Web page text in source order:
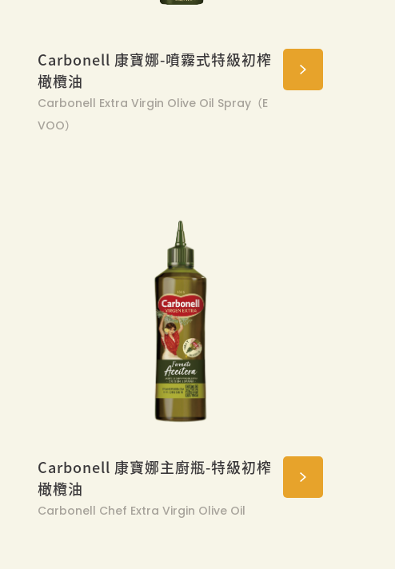
Carbonell 康寶娜-噴霧式特級初榨
橄欖油
Carbonell Extra Virgin Olive Oil Spray（E
VOO）
Carbonell 康寶娜主廚瓶-特級初榨
橄欖油
Carbonell Chef Extra Virgin Olive Oil